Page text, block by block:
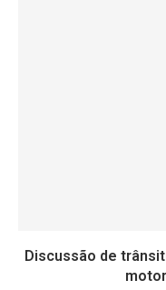
Discussão de